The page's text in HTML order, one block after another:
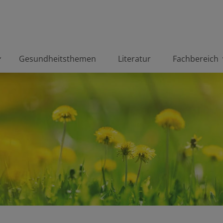
Gesundheitsthemen Literatur Fachbereich